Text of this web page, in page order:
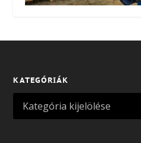
KATEGÓRIÁK